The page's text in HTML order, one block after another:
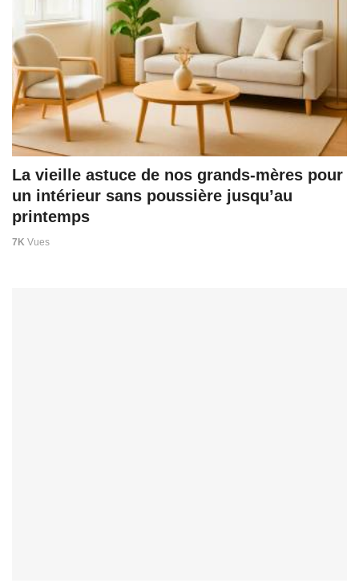
La vieille astuce de nos grands‑mères pour
un intérieur sans poussière jusqu’au
printemps
7K Vues